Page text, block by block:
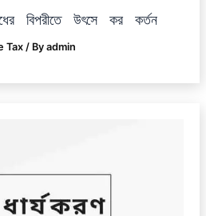
বিপরীতে উৎসে কর কর্তন
Tax/ By admin